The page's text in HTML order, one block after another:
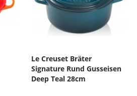
Le Creuset Bräter
Signature Rund Gusseisen
Deep Teal 28cm